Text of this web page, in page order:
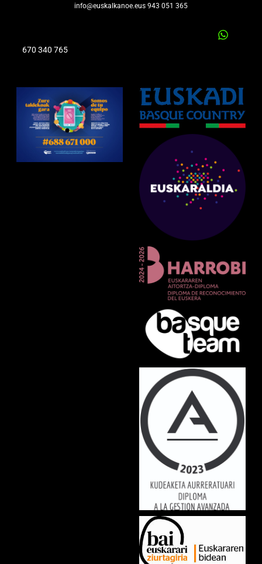
info@euskalkanoe.eus 943 051 365
670 340 765